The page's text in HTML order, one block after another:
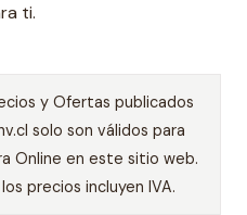
ti.
y Ofertas publicados
solo son válidos para
Online en este sitio web.
precios incluyen IVA.